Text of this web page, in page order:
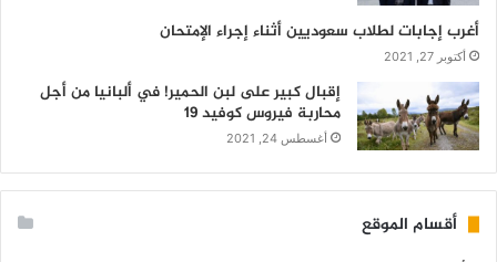
أغرب إجابات لطلاب سعوديين أثناء إجراء الإمتحان
أكتوبر 27, 2021
إقبال كبير على لبن الحمير! في ألبانيا من أجل
محاربة فيروس كوفيد 19
أغسطس 24, 2021
أقسام الموقع